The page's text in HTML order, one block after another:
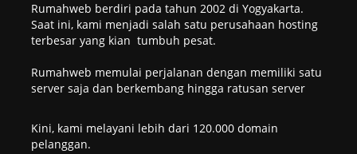
Rumahweb berdiri pada tahun 2002 di Yogyakarta.
Saat ini, kami menjadi salah satu perusahaan hosting
terbesar yang kian tumbuh pesat.
Rumahweb memulai perjalanan dengan memiliki satu
server saja dan berkembang hingga ratusan server
Kini, kami melayani lebih dari 120.000 domain
pelanggan.